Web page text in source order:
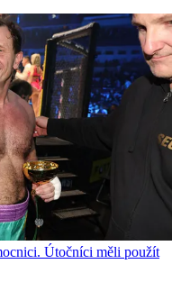
Útočníci měli použít